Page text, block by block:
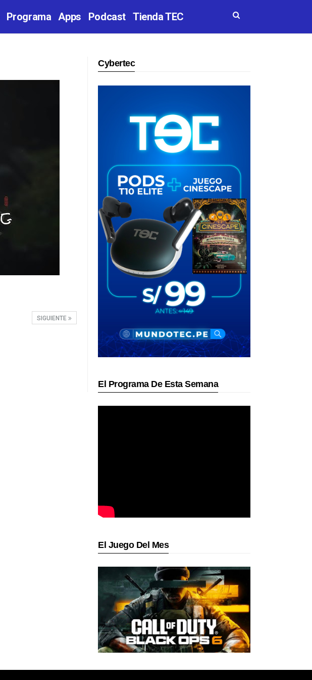
Programa Apps Podcast Tienda TEC
SIGUIENTE
Cybertec
El Programa De Esta Semana
El Juego Del Mes